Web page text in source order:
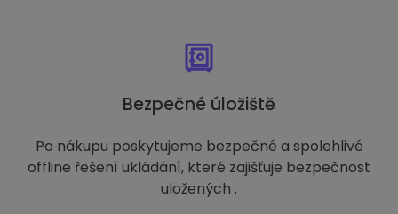
Bezpečné úložiště
Po nákupu poskytujeme bezpečné a spolehlivé
offline řešení ukládání, které zajišťuje bezpečnost
uložených .